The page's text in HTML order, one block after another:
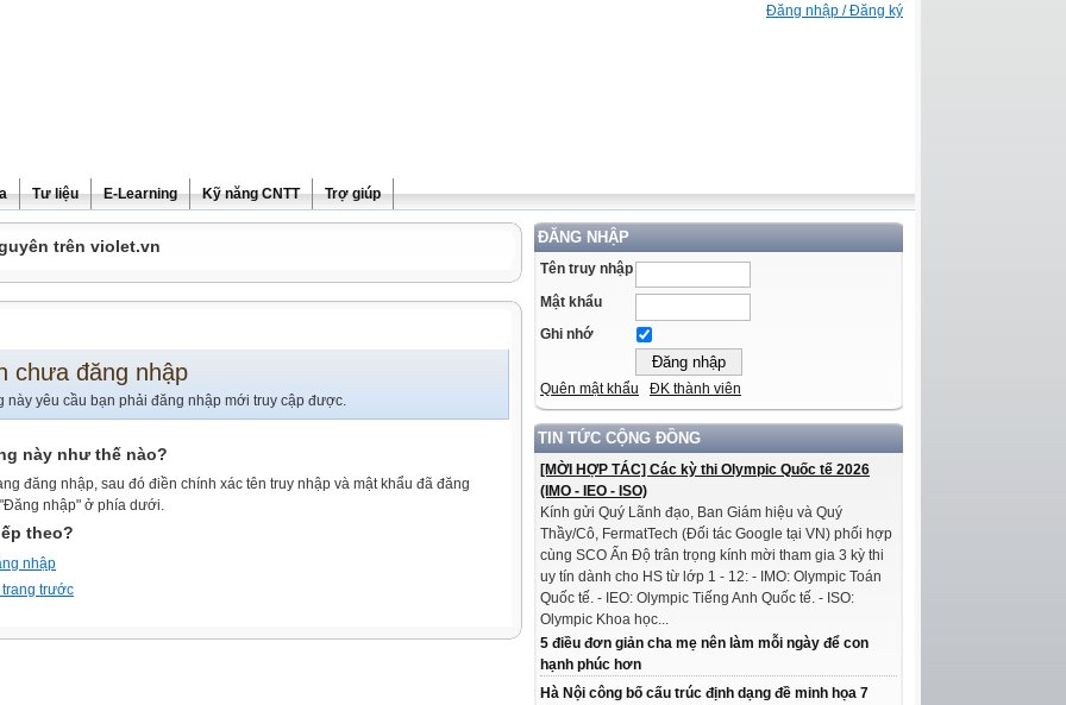
Đăng nhập / Đăng ký
Tư liệu E-Learning Kỹ năng CNTT Trợ giúp
ĐĂNG NHẬP
Tên truy nhập
Mật khẩu
Ghi nhớ
Quên mật khẩu ĐK thành viên
TIN TỨC CỘNG ĐỒNG
[MỜI HỢP TÁC] Các kỳ thi Olympic Quốc tế 2026
(IMO - IEO - ISO)
Kính gửi Quý Lãnh đạo, Ban Giám hiệu và Quý
Thầy/Cô, FermatTech (Đối tác Google tại VN) phối hợp
cùng SCO Ấn Độ trân trọng kính mời tham gia 3 kỳ thi
uy tín dành cho HS từ lớp 1 - 12: - IMO: Olympic Toán
Quốc tế. - IEO: Olympic Tiếng Anh Quốc tế. - ISO:
Olympic Khoa học...
5 điều đơn giản cha mẹ nên làm mỗi ngày để con
hạnh phúc hơn
Hà Nội công bố cấu trúc định dạng đề minh họa 7
trên violet.vn
chưa đăng nhập
này yêu cầu bạn phải đăng nhập mới truy cập được.
này như thế nào?
đăng nhập, sau đó điền chính xác tên truy nhập và mật khẩu đã đăng
nhập" ở phía dưới.
theo?
nhập
trước